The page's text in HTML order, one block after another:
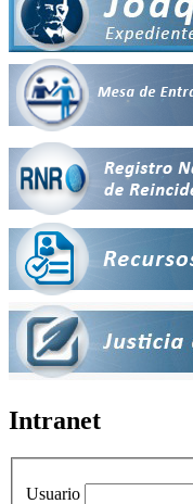
Intranet
Usuario